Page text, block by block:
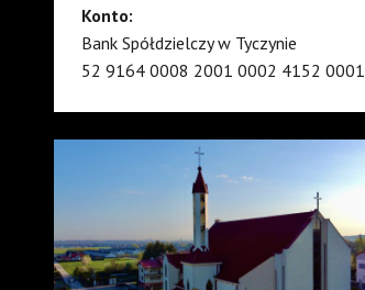
Konto:
Bank Spółdzielczy w Tyczynie
52 9164 0008 2001 0002 4152 0001